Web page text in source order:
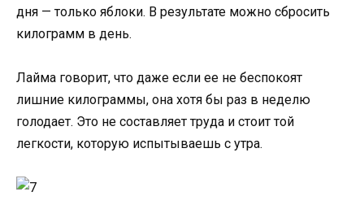
дня — только яблоки. В результате можно сбросить
килограмм в день.
Лайма говорит, что даже если ее не беспокоят
лишние килограммы, она хотя бы раз в неделю
голодает. Это не составляет труда и стоит той
легкости, которую испытываешь с утра.